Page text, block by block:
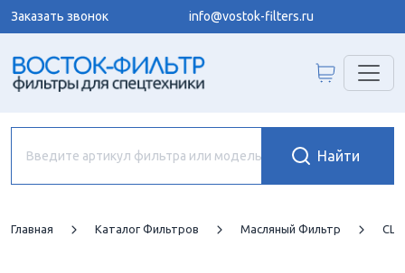
Заказать звонок info@vostok-filters.ru
Главная Каталог Фильтров Масляный Фильтр